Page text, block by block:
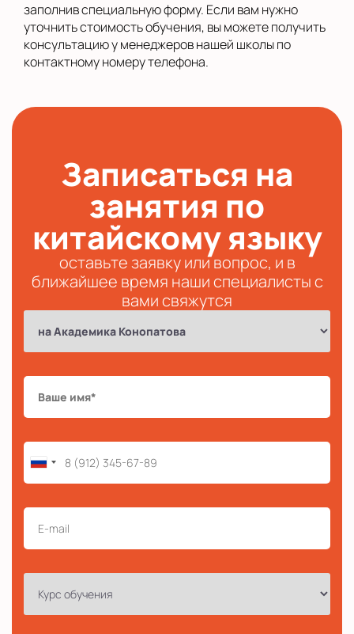
заполнив специальную форму. Если вам нужно
уточнить стоимость обучения, вы можете получить
консультацию у менеджеров нашей школы по
контактному номеру телефона.
Записаться на
занятия по
китайскому языку
оставьте заявку или вопрос, и в
ближайшее время наши специалисты с
вами свяжутся